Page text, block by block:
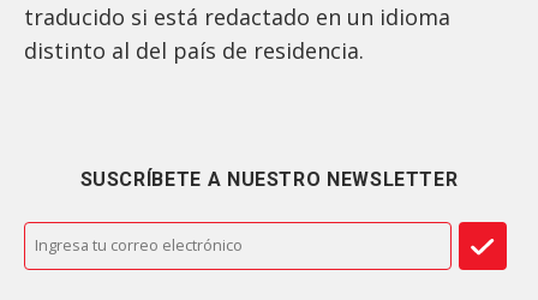
traducido si está redactado en un idioma
distinto al del país de residencia.
SUSCRÍBETE A NUESTRO NEWSLETTER